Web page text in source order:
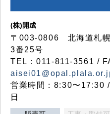
(株)開成
〒003-0806 北海道札幌
3番25号
TEL：011-811-3561 /
営業時間：8:30〜17:30
日